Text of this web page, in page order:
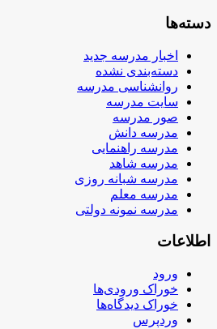
دسته‌ها
اخبار مدرسه جدید
دسته‌بندی نشده
روانشناسی مدرسه
سایت مدرسه
صور مدرسه
مدرسه دانش
مدرسه راهنمایی
مدرسه شاهد
مدرسه شبانه روزی
مدرسه معلم
مدرسه نمونه دولتی
اطلاعات
ورود
خوراک ورودی‌ها
خوراک دیدگاه‌ها
وردپرس